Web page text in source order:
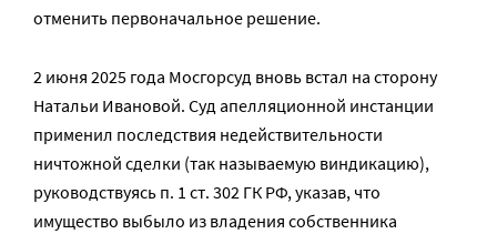
отменить первоначальное решение.
2 июня 2025 года Мосгорсуд вновь встал на сторону
Натальи Ивановой. Суд апелляционной инстанции
применил последствия недействительности
ничтожной сделки (так называемую виндикацию),
руководствуясь п. 1 ст. 302 ГК РФ, указав, что
имущество выбыло из владения собственника